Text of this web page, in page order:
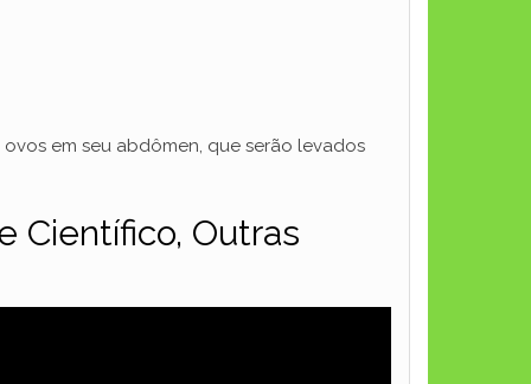
em seu abdômen, que serão levados
Científico, Outras